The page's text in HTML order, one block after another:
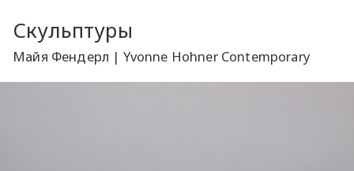
Скульптуры
Майя Фендерл | Yvonne Hohner Contemporary